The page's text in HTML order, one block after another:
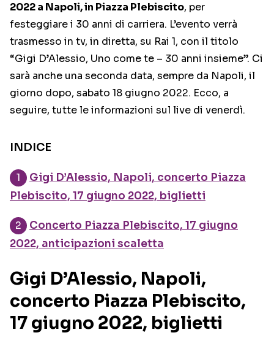
2022 a Napoli, in Piazza Plebiscito, per
festeggiare i 30 anni di carriera. L’evento verrà
trasmesso in tv, in diretta, su Rai 1, con il titolo
“Gigi D’Alessio, Uno come te – 30 anni insieme”. Ci
sarà anche una seconda data, sempre da Napoli, il
giorno dopo, sabato 18 giugno 2022. Ecco, a
seguire, tutte le informazioni sul live di venerdì.
INDICE
Gigi D’Alessio, Napoli, concerto Piazza
Plebiscito, 17 giugno 2022, biglietti
Concerto Piazza Plebiscito, 17 giugno
2022, anticipazioni scaletta
Gigi D’Alessio, Napoli,
concerto Piazza Plebiscito,
17 giugno 2022, biglietti